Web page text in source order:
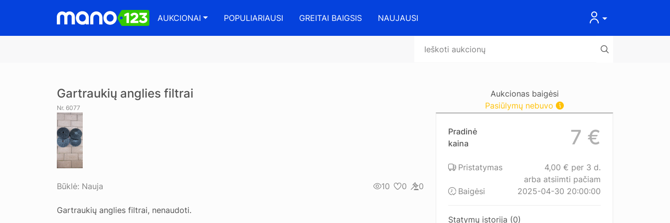
AUKCIONAI POPULIARIAUSI GREITAI BAIGSIS NAUJAUSI
Gartraukių anglies filtrai
Aukcionas baigėsi
Pasiūlymų nebuvo
Nr. 6077
Būklė: Nauja 10 0 0
Gartraukių anglies filtrai, nenaudoti.
Pradinė
kaina
7 €
Pristatymas
4,00 € per 3 d.
arba atsiimti pačiam
Baigėsi
2025-04-30 20:00:00
Statymų istorija (0)